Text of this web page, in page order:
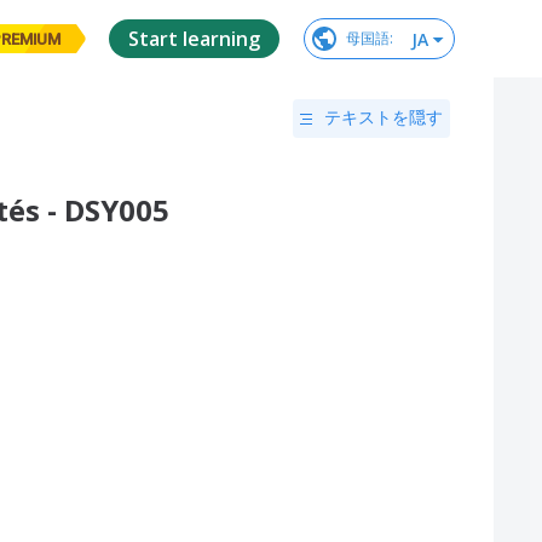
Start learning 母国語: JA
テキストを隠す
- DSY005